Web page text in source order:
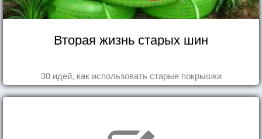
Вторая жизнь старых шин
30 идей, как использовать старые покрышки